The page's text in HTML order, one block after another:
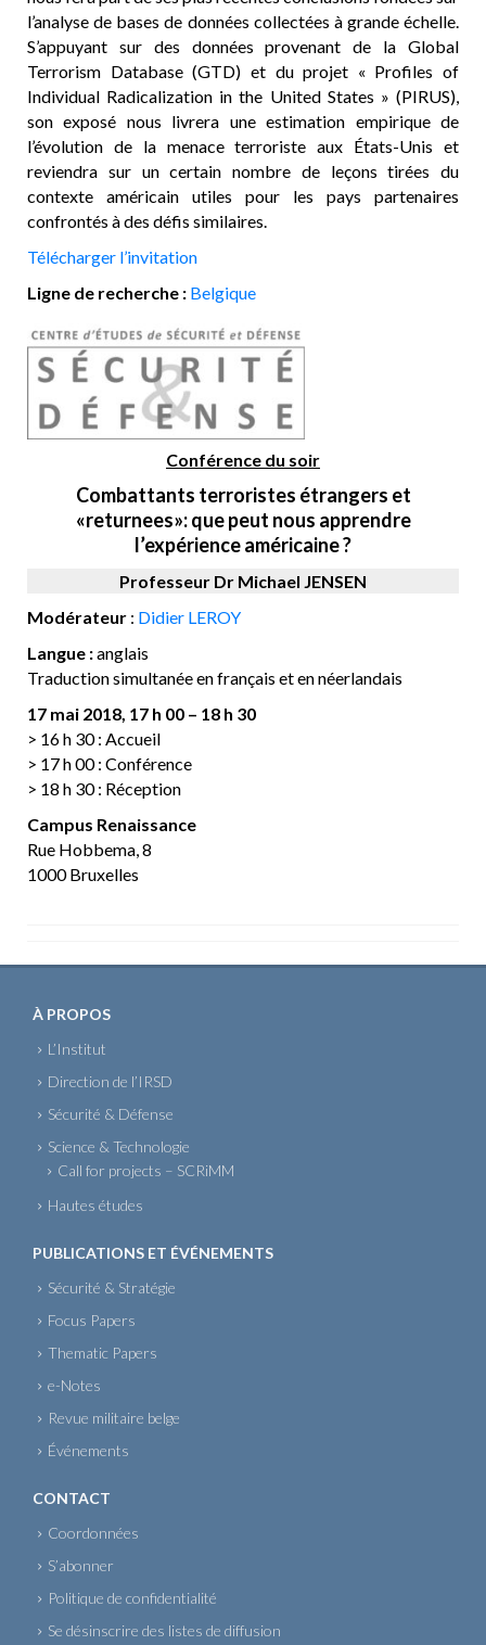
l’analyse de bases de données collectées à grande échelle.
S’appuyant sur des données provenant de la Global
Terrorism Database (GTD) et du projet « Profiles of
Individual Radicalization in the United States » (PIRUS),
son exposé nous livrera une estimation empirique de
l’évolution de la menace terroriste aux États-Unis et
reviendra sur un certain nombre de leçons tirées du
contexte américain utiles pour les pays partenaires
confrontés à des défis similaires.
Télécharger l’invitation
Ligne de recherche : Belgique
Conférence du soir
Combattants terroristes étrangers et
«returnees»: que peut nous apprendre
l’expérience américaine ?
Professeur Dr Michael JENSEN
Modérateur : Didier LEROY
Langue :anglais
Traduction simultanée en français et en néerlandais
17 mai 2018, 17 h 00 – 18 h 30
> 16 h 30 : Accueil
> 17 h 00 : Conférence
> 18 h 30 : Réception
Campus Renaissance
Rue Hobbema, 8
1000 Bruxelles
À PROPOS
L’Institut
Direction de l’IRSD
Sécurité & Défense
Science & Technologie
Call for projects – SCRiMM
Hautes études
PUBLICATIONS ET ÉVÉNEMENTS
Sécurité & Stratégie
Focus Papers
Thematic Papers
e-Notes
Revue militaire belge
Événements
CONTACT
Coordonnées
S’abonner
Politique de confidentialité
Se désinscrire des listes de diffusion